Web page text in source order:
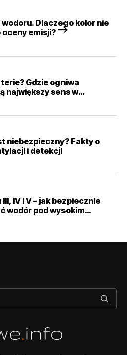
Dlaczego kolor nie
emisji? –>
Gdzie ogniwa
największy sens w
niebezpieczny? Fakty o
i detekcji
IV i V – jak bezpiecznie
wodór pod wysokim